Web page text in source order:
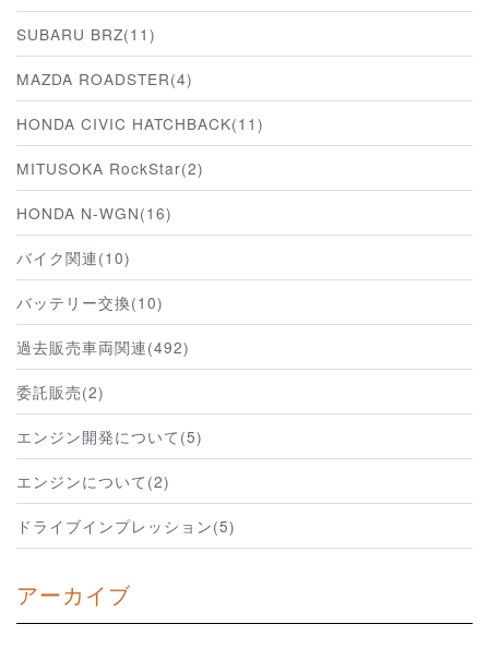
SUBARU BRZ(11)
MAZDA ROADSTER(4)
HONDA CIVIC HATCHBACK(11)
MITUSOKA RockStar(2)
HONDA N-WGN(16)
バイク関連(10)
バッテリー交換(10)
過去販売車両関連(492)
委託販売(2)
エンジン開発について(5)
エンジンについて(2)
ドライブインプレッション(5)
アーカイブ